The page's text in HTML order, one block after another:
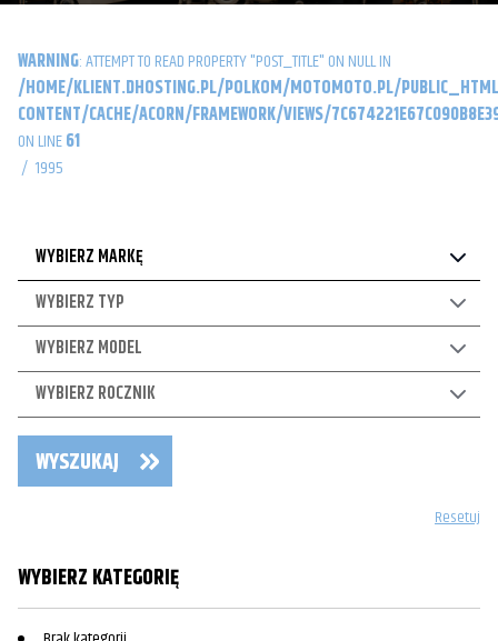
WARNING : ATTEMPT TO READ PROPERTY "POST_TITLE" ON NULL IN
/HOME/KLIENT.DHOSTING.PL/POLKOM/MOTOMOTO.PL/
CONTENT/CACHE/ACORN/FRAMEWORK/VIEWS/
ON LINE61
/ 1995
WYBIERZ MARKĘ
WYBIERZ TYP
WYBIERZ MODEL
WYBIERZ ROCZNIK
WYSZUKAJ
Resetuj
WYBIERZ KATEGORIĘ